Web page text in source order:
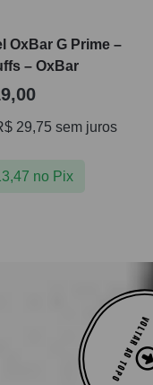
OxBar G Prime –
– OxBar
29,75 sem juros
no Pix
VOLTAR AO TOPO